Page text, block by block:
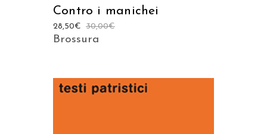
Contro i manichei
30,00€
28,50€
Brossura